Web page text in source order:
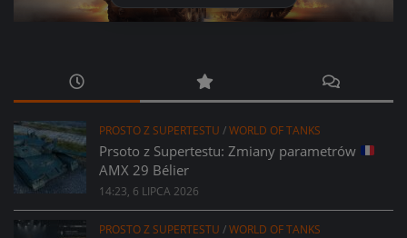
PROSTO Z SUPERTESTU /WORLD OF TANKS
Prsoto z Supertestu: Zmiany parametrów
AMX 29 Bélier
14:23, 6 LIPCA 2026
PROSTO Z SUPERTESTU /WORLD OF TANKS